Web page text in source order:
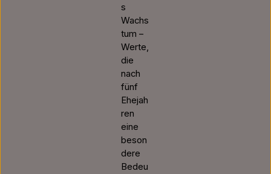
s
Wachs
tum –
Werte,
die
nach
fünf
Ehejah
ren
eine
beson
dere
Bedeu